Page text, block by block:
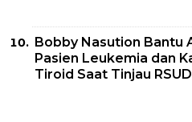
Bobby Nasution Bantu
Pasien Leukemia dan
Tiroid Saat Tinjau